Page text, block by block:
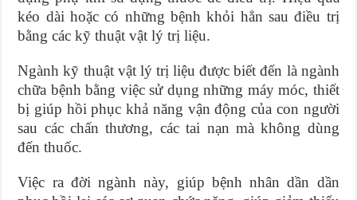
kéo dài hoặc có những bệnh khỏi hẳn sau điều trị
bằng các kỹ thuật vật lý trị liệu.
Ngành kỹ thuật vật lý trị liệu được biết đến là ngành
chữa bệnh bằng việc sử dụng những máy móc, thiết
bị giúp hồi phục khả năng vận động của con người
sau các chấn thương, các tai nạn mà không dùng
đến thuốc.
Việc ra đời ngành này, giúp bệnh nhân dần dần